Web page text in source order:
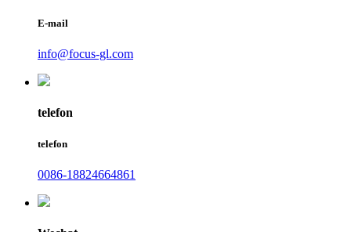
E-mail
info@focus-gl.com
telefon
telefon
0086-18824664861